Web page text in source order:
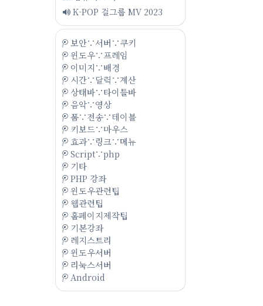
K-POP 걸그룹 MV 2023
보안∵서버∵쿠키
윈도우∵프레임
이미지∵배경
시간∵달력∵계산
상태바∵타이틀바
음악∵영상
폼∵전송∵테이블
키보드∵마우스
효과∵링크∵메뉴
Script∵php
기타
PHP 강좌
윈도우관련팁
웹관련팁
홈페이지제작팁
기본강좌
레지스트리
윈도우서버
리눅스서버
Android